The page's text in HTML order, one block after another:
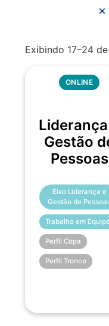
Planejamento
Exibindo 17–24
ONLINE
Gestão
Pessoas
Eixo Liderança e
Gestão de
Trabalho em Equipe
Perfil Copa
Perfil Tronco